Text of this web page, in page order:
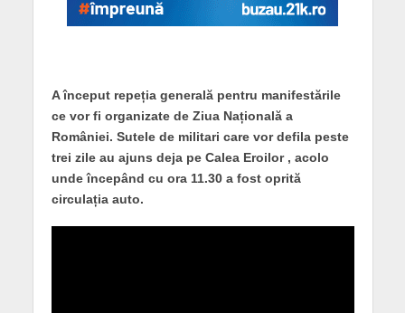
A început repeția generală pentru manifestările
ce vor fi organizate de Ziua Națională a
României. Sutele de militari care vor defila peste
trei zile au ajuns deja pe Calea Eroilor , acolo
unde începând cu ora 11.30 a fost oprită
circulația auto.